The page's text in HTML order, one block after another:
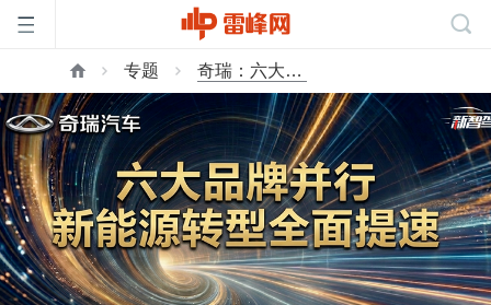
首
页
雷
峰
专题 奇瑞：六大品牌并行，新能源转型全面提速